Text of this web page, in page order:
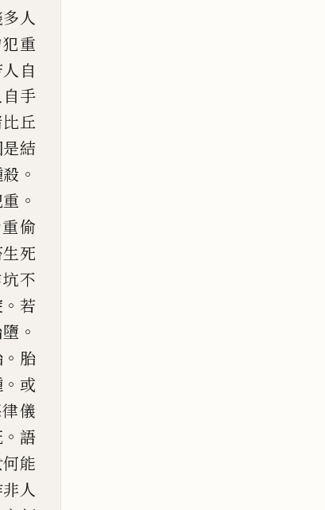
人
重
自
自手
丘
是結
。
。
偷
死
不
。 若
。
。 胎
。 或
儀
。 語
能
人